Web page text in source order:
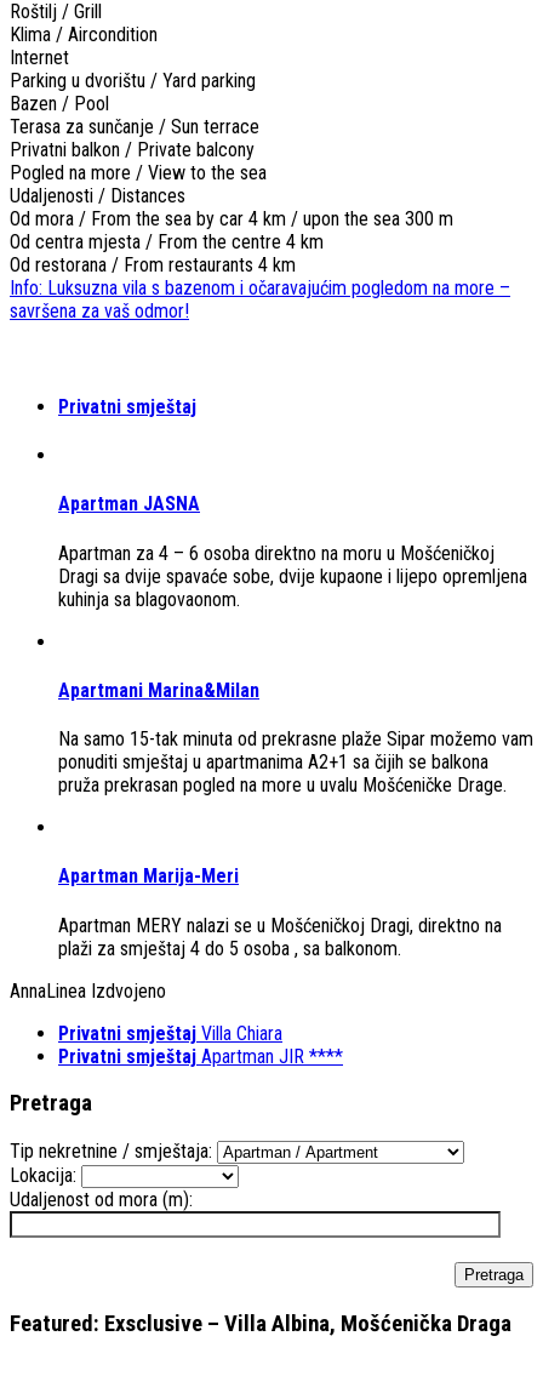
Roštilj / Grill
Klima / Aircondition
Internet
Parking u dvorištu / Yard parking
Bazen / Pool
Terasa za sunčanje / Sun terrace
Privatni balkon / Private balcony
Pogled na more / View to the sea
Udaljenosti / Distances
Od mora / From the sea by car 4 km / upon the sea 300 m
Od centra mjesta / From the centre 4 km
Od restorana / From restaurants 4 km
Info: Luksuzna vila s bazenom i očaravajućim pogledom na more –
savršena za vaš odmor!
Privatni smještaj
Apartman JASNA
Apartman za 4 – 6 osoba direktno na moru u Mošćeničkoj
Dragi sa dvije spavaće sobe, dvije kupaone i lijepo opremljena
kuhinja sa blagovaonom.
Apartmani Marina&Milan
Na samo 15-tak minuta od prekrasne plaže Sipar možemo vam
ponuditi smještaj u apartmanima A2+1 sa čijih se balkona
pruža prekrasan pogled na more u uvalu Mošćeničke Drage.
Apartman Marija-Meri
Apartman MERY nalazi se u Mošćeničkoj Dragi, direktno na
plaži za smještaj 4 do 5 osoba , sa balkonom.
AnnaLinea Izdvojeno
Privatni smještaj Villa Chiara
Privatni smještaj Apartman JIR ****
Pretraga
Tip nekretnine / smještaja:
Lokacija:
Udaljenost od mora (m):
Featured: Exsclusive – Villa Albina, Mošćenička Draga